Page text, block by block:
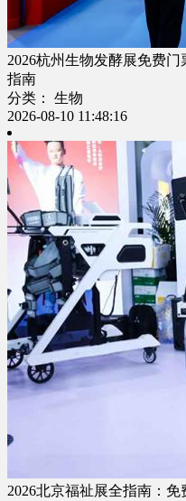
2026杭州生物发酵展免费
指南
分类： 生物
2026-08-10 11:48:16
2026北京福祉展全指南：